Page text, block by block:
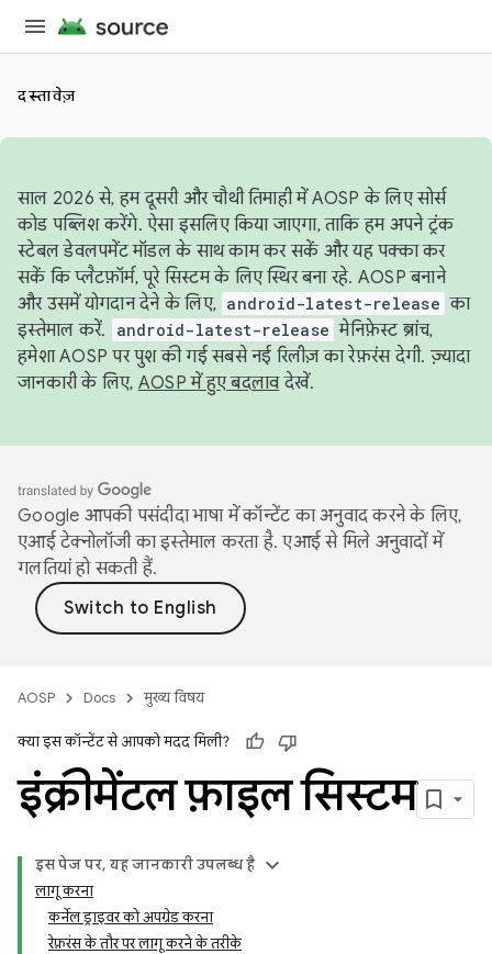
दस्तावेज़
साल 2026 से, हम दूसरी और चौथी तिमाही में AOSP के लिए सोर्स
कोड पब्लिश करेंगे. ऐसा इसलिए किया जाएगा, ताकि हम अपने ट्रंक
स्टेबल डेवलपमेंट मॉडल के साथ काम कर सकें और यह पक्का कर
सकें कि प्लैटफ़ॉर्म, पूरे सिस्टम के लिए स्थिर बना रहे. AOSP बनाने
और उसमें योगदान देने के लिए, android-latest-release का
इस्तेमाल करें.
android-latest-release मेनिफ़ेस्ट ब्रांच,
हमेशा AOSP पर पुश की गई सबसे नई रिलीज़ का रेफ़रंस देगी. ज़्यादा
जानकारी के लिए, AOSP में हुए बदलावदेखें.
Google आपकी पसंदीदा भाषा में कॉन्टेंट का अनुवाद करने के लिए,
एआई टेक्नोलॉजी का इस्तेमाल करता है. एआई से मिले अनुवादों में
गलतियां हो सकती हैं.
AOSP Docs मुख्य विषय
क्या इस कॉन्टेंट से आपको मदद मिली?
इंक्रीमेंटल फ़ाइल सिस्टम
इस पेज पर, यह जानकारी उपलब्ध है
लागू करना
कर्नेल ड्राइवर को अपग्रेड करना
रेफ़रंस के तौर पर लागू करने के तरीके